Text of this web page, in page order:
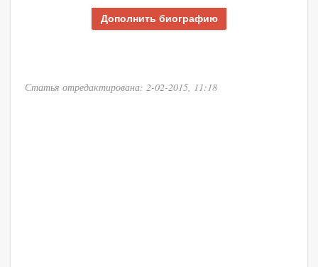
Дополнить биографию
Статья отредактирована: 2-02-2015, 11:18